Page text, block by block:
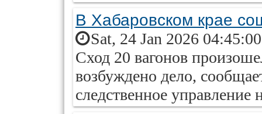
В Хабаровском крае
Sat, 24 Jan 2026
Сход 20 вагонов
возбуждено дело,
следственное